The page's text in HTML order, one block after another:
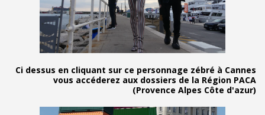
Ci dessus en cliquant sur ce personnage
vous accéderez aux dossiers de la
(Provence Alpes